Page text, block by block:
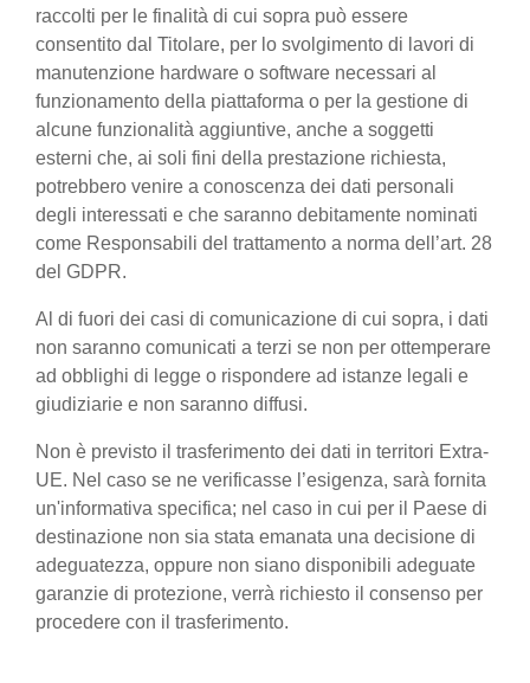
raccolti per le finalità di cui sopra può essere
consentito dal Titolare, per lo svolgimento di lavori di
manutenzione hardware o software necessari al
funzionamento della piattaforma o per la gestione di
alcune funzionalità aggiuntive, anche a soggetti
esterni che, ai soli fini della prestazione richiesta,
potrebbero venire a conoscenza dei dati personali
degli interessati e che saranno debitamente nominati
come Responsabili del trattamento a norma dell’art. 28
del GDPR.
Al di fuori dei casi di comunicazione di cui sopra, i dati
non saranno comunicati a terzi se non per ottemperare
ad obblighi di legge o rispondere ad istanze legali e
giudiziarie e non saranno diffusi.
Non è previsto il trasferimento dei dati in territori Extra-
UE. Nel caso se ne verificasse l’esigenza, sarà fornita
un'informativa specifica; nel caso in cui per il Paese di
destinazione non sia stata emanata una decisione di
adeguatezza, oppure non siano disponibili adeguate
garanzie di protezione, verrà richiesto il consenso per
procedere con il trasferimento.